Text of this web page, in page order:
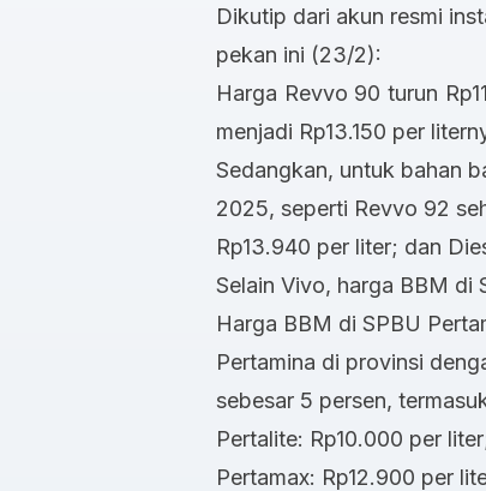
Dikutip dari akun resmi
pekan ini (23/2):
Harga Revvo 90 turun
menjadi Rp13.150 per
Sedangkan, untuk bahan
2025, seperti Revvo 92
Rp13.940 per liter; dan
Selain Vivo, harga BBM di
Harga BBM di SPBU
Pertamina di provinsi
sebesar 5 persen,
Pertalite: Rp10.000 per
Pertamax: Rp12.900 per